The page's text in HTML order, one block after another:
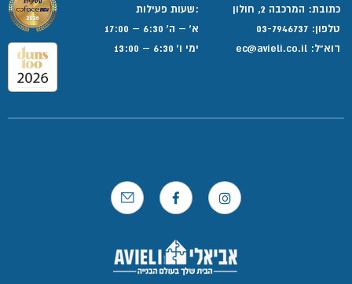
כתובת: המרכבה 2, חולון
טלפון: 03-7946737
דוא”ל:
:שעות פעילות
א' – ה' 6:30 – 17:00
ימי ו' 6:30 – 13:00